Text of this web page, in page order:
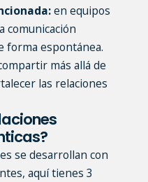
:en equipos
comunicación
forma espontánea.
más allá de
las relaciones
se desarrollan con
aquí tienes 3